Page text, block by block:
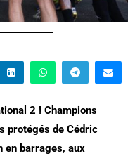
2 ! Champions
protégés de Cédric
en barrages, aux